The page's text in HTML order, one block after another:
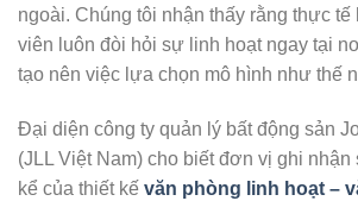
ngoài. Chúng tôi nhận thấy rằng thực tế
viên luôn đòi hỏi sự linh hoạt ngay tại
tạo nên việc lựa chọn mô hình như thế
Đại diện công ty quản lý bất động sản
(JLL Việt Nam) cho biết đơn vị ghi nhận
kể của thiết kế văn phòng linh hoạt –